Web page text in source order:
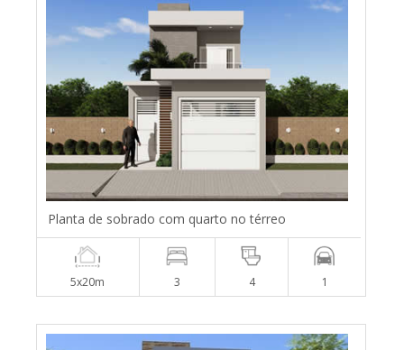
Planta de sobrado com quarto no térreo
5x20m 3 4 1